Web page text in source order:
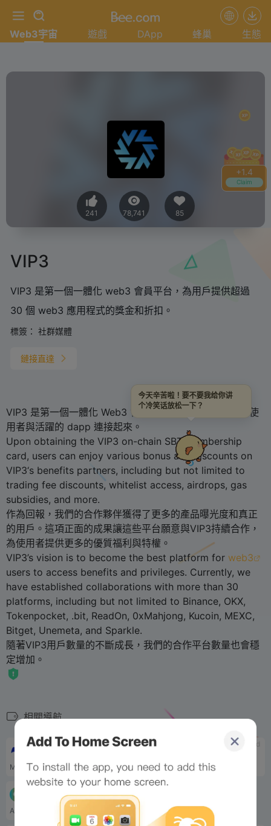
+1.4
Claim
Web3宇宙 遊戲 DApp 蜂巢 生態
241 78,741 85
VIP3
VIP3 是第一個一體化 web3 會員平台，為用戶提供超過
30 個 web3 應用程式的獎金和折扣。
標簽： 社群媒體
鏈接直達
VIP3 是第一個一體化 Web3 會員和福利平台，將 Web3 使
用者與活躍的 dapp 連接起來。
Upon obtaining the VIP3 on-chain SBT membership
card, users can enjoy various bonus and discounts on
VIP3‘s benefits partners, including but not limited to
trading fee discounts, whitelist access, airdrops, gas
subsidies, and more.
作為回報，我們的合作夥伴獲得了更多的產品曝光度和真正
的用戶。這項正面的成果讓這些平台願意與VIP3持續合作，
為使用者提供更多的優質福利與特權。
VIP3’s vision is to become the best platform for web3
users to access benefits and privileges. Currently, we
have established collaborations with more than 30
platforms, including but not limited to Binance, OKX,
Tokenpocket, .bit, ReadOn, 0xMahjong, Kucoin, MEXC,
Bitget, Unemeta, and Sparkle.
隨著VIP3用戶數量的不斷成長，我們的合作平台數量也會穩
定增加。
相關導航
tbd
MyShell 是一個...
tbd
tbd
A group chat protocol and app
今天辛苦啦！要不要我给你讲
个冷笑话放松一下？